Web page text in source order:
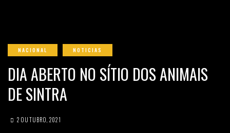
NACIONAL NOTICIAS
DIA ABERTO NO SÍTIO DOS ANIMAIS
DE SINTRA
2 OUTUBRO, 2021